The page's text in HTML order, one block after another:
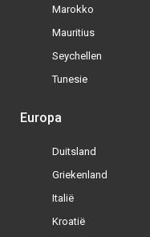
Marokko
Mauritius
Seychellen
Tunesie
Europa
Duitsland
Griekenland
Italië
Kroatië